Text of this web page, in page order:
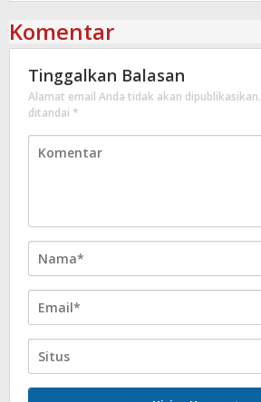
Komentar
Tinggalkan Balasan
Alamat email Anda tidak akan dipublikasikan.
ditandai *